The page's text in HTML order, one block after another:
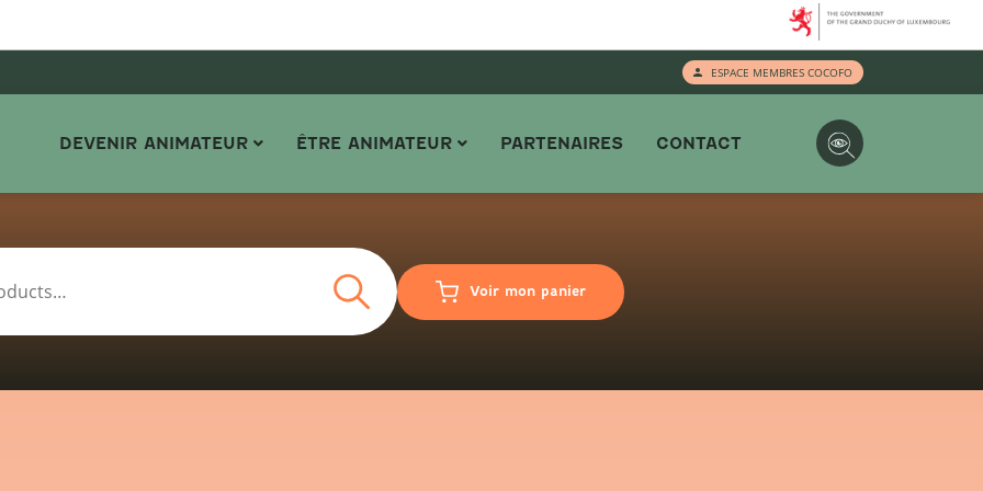
ESPACE MEMBRES COCOFO
DEVENIR ANIMATEUR ÊTRE ANIMATEUR PARTENAIRES CONTACT
Search Voir mon panier